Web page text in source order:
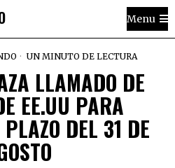
Menu
UN MINUTO DE LECTURA
LLAMADO DE
EE.UU PARA
DEL 31 DE